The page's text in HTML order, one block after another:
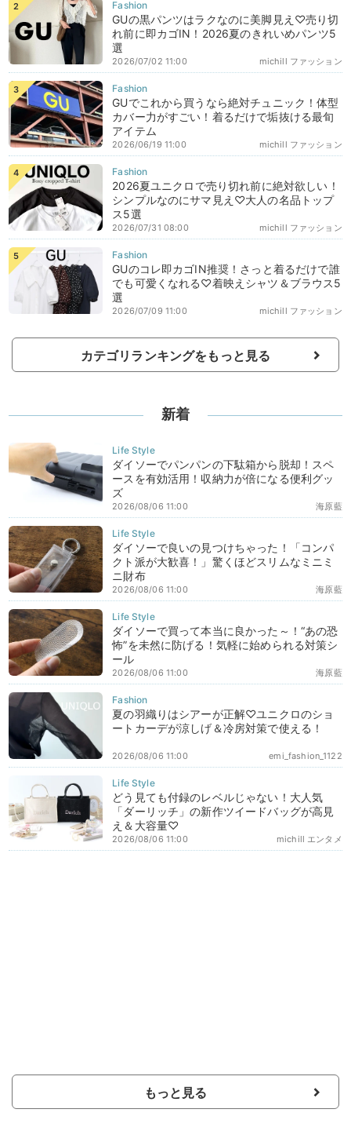
GUの黒パンツはラクなのに美脚見え♡売り切
れ前に即カゴIN！2026夏のきれいめパンツ5
選
michill ファッション
2026/07/02 11:00
GUでこれから買うなら絶対チュニック！体型
カバー力がすごい！着るだけで垢抜ける最旬
アイテム
michill ファッション
2026/06/19 11:00
2026夏ユニクロで売り切れ前に絶対欲しい！
シンプルなのにサマ見え♡大人の名品トップ
ス5選
michill ファッション
2026/07/31 08:00
GUのコレ即カゴIN推奨！さっと着るだけで誰
でも可愛くなれる♡着映えシャツ＆ブラウス5
選
michill ファッション
2026/07/09 11:00
カテゴリランキングをもっと見る
新着
ダイソーでパンパンの下駄箱から脱却！スペ
ースを有効活用！収納力が倍になる便利グッ
ズ
海原藍
2026/08/06 11:00
ダイソーで良いの見つけちゃった！「コンパ
クト派が大歓喜！」驚くほどスリムなミニミ
ニ財布
海原藍
2026/08/06 11:00
ダイソーで買って本当に良かった～！“あの恐
怖”を未然に防げる！気軽に始められる対策シ
ール
海原藍
2026/08/06 11:00
夏の羽織りはシアーが正解♡ユニクロのショ
ートカーデが涼しげ＆冷房対策で使える！
emi_fashion_1122
2026/08/06 11:00
どう見ても付録のレベルじゃない！大人気
「ダーリッチ」の新作ツイードバッグが高見
え＆大容量♡
michill エンタメ
2026/08/06 11:00
もっと見る